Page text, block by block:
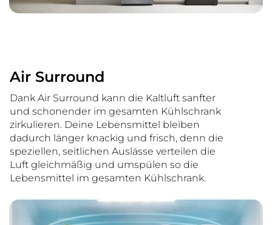
Air Surround
Dank Air Surround kann die Kaltluft sanfter
und schonender im gesamten Kühlschrank
zirkulieren. Deine Lebensmittel bleiben
dadurch länger knackig und frisch, denn die
speziellen, seitlichen Auslässe verteilen die
Luft gleichmäßig und umspülen so die
Lebensmittel im gesamten Kühlschrank.